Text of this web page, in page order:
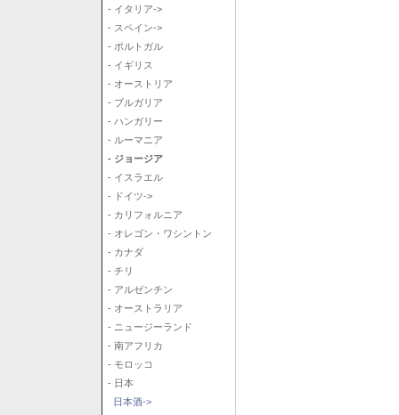
- イタリア->
- スペイン->
- ポルトガル
- イギリス
- オーストリア
- ブルガリア
- ハンガリー
- ルーマニア
- ジョージア
- イスラエル
- ドイツ->
- カリフォルニア
- オレゴン・ワシントン
- カナダ
- チリ
- アルゼンチン
- オーストラリア
- ニュージーランド
- 南アフリカ
- モロッコ
- 日本
日本酒->